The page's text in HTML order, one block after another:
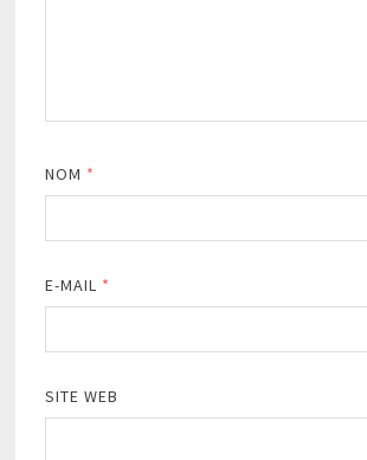
NOM *
E-MAIL *
SITE WEB